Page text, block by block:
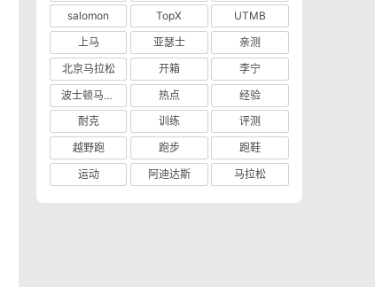
salomon
TopX
UTMB
上马
亚瑟士
亲测
北京马拉松
开箱
李宁
波士顿马拉松
热点
经验
耐克
训练
评测
越野跑
跑步
跑鞋
运动
阿迪达斯 马拉松